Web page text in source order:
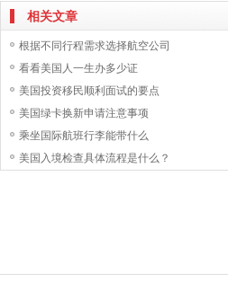
相关文章
根据不同行程需求选择航空公司
看看美国人一生办多少证
美国投资移民顺利面试的要点
美国绿卡换新申请注意事项
乘坐国际航班行李能带什么
美国入境检查具体流程是什么？